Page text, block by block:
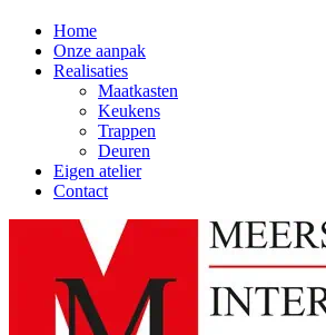
Home
Onze aanpak
Realisaties
Maatkasten
Keukens
Trappen
Deuren
Eigen atelier
Contact